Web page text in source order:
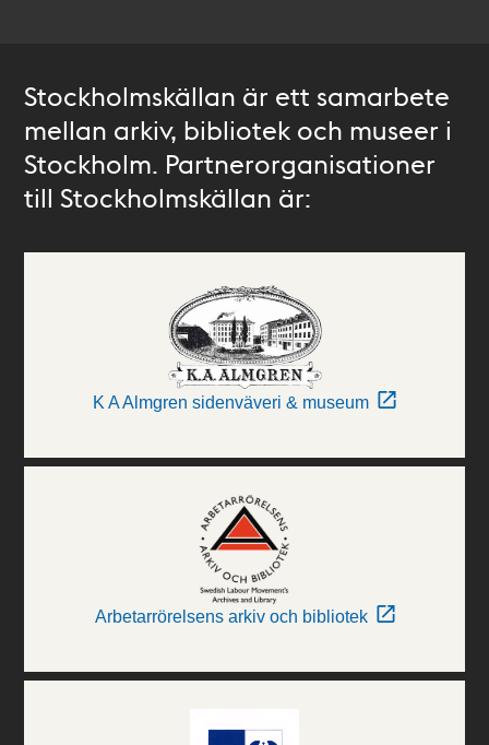
Stockholmskällan är ett samarbete
mellan arkiv, bibliotek och museer i
Stockholm. Partnerorganisationer
till Stockholmskällan är:
K A Almgren sidenväveri & museum
Arbetarrörelsens arkiv och bibliotek